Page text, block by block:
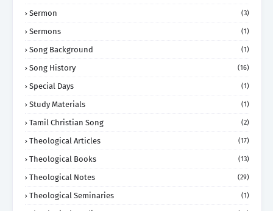
Sermon (3)
Sermons (1)
Song Background (1)
Song History (16)
Special Days (1)
Study Materials (1)
Tamil Christian Song (2)
Theological Articles (17)
Theological Books (13)
Theological Notes (29)
Theological Seminaries (1)